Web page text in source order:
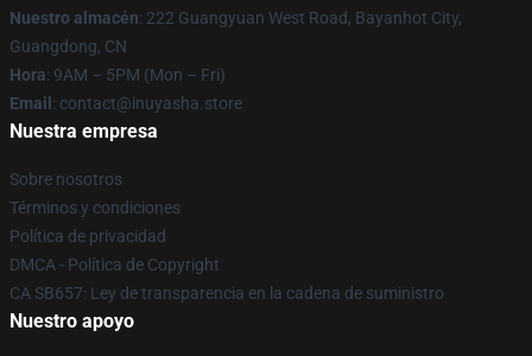
Nuestro almacén: 222 Guangyuan West Road, Bayanhot City,
Guangdong, CN
Hora: 9AM – 5PM (Mon – Fri)
Email : contact@inuyasha.store
Nuestra empresa
Sobre nosotros
Términos y condiciones
Política de privacidad
DMCA - Política de Copyright
CA SB657: Ley de transparencia en la cadena de suministro
Nuestro apoyo